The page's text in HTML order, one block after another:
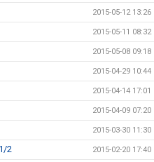
2015-05-12 13:26
2015-05-11 08:32
2015-05-08 09:18
2015-04-29 10:44
2015-04-14 17:01
2015-04-09 07:20
2015-03-30 11:30
2 2015-02-20 17:40